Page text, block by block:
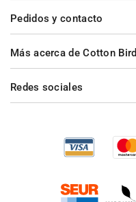
Pedidos y contacto
Más acerca de Cotton Bird
Redes sociales